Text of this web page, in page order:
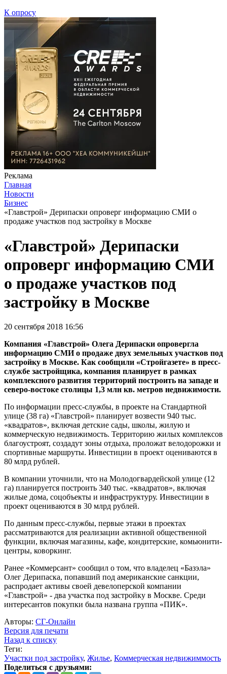
К опросу
Реклама
Главная
Новости
Бизнес
«Главстрой» Дерипаски опроверг информацию СМИ о
продаже участков под застройку в Москве
«Главстрой» Дерипаски
опроверг информацию СМИ
о продаже участков под
застройку в Москве
20 сентября 2018 16:56
Компания «Главстрой» Олега Дерипаски опровергла
информацию СМИ о продаже двух земельных участков под
застройку в Москве. Как сообщили «Стройгазете» в пресс-
службе застройщика, компания планирует в рамках
комплексного развития территорий построить на западе и
северо-востоке столицы 1,3 млн кв. метров недвижимости.
По информации пресс-службы, в проекте на Стандартной
улице (38 га) «Главстрой» планирует возвести 940 тыс.
«квадратов», включая детские сады, школы, жилую и
коммерческую недвижимость. Территорию жилых комплексов
благоустроят, создадут зоны отдыха, проложат велодорожки и
спортивные маршруты. Инвестиции в проект оцениваются в
80 млрд рублей.
В компании уточнили, что на Молодогвардейской улице (12
га) планируется построить 340 тыс. «квадратов», включая
жилые дома, соцобъекты и инфраструктуру. Инвестиции в
проект оцениваются в 30 млрд рублей.
По данным пресс-службы, первые этажи в проектах
рассматриваются для реализации активной общественной
функции, включая магазины, кафе, кондитерские, комьюнити-
центры, коворкинг.
Ранее «Коммерсант» сообщил о том, что владелец «Базэла»
Олег Дерипаска, попавший под американские санкции,
распродает активы своей девелоперской компании
«Главстрой» - два участка под застройку в Москве. Среди
интересантов покупки была названа группа «ПИК».
Авторы: СГ-Онлайн
Версия для печати
Назад к списку
Теги:
Участки под застройку, Жилье, Коммерческая недвижиммость
Поделиться с друзьями: